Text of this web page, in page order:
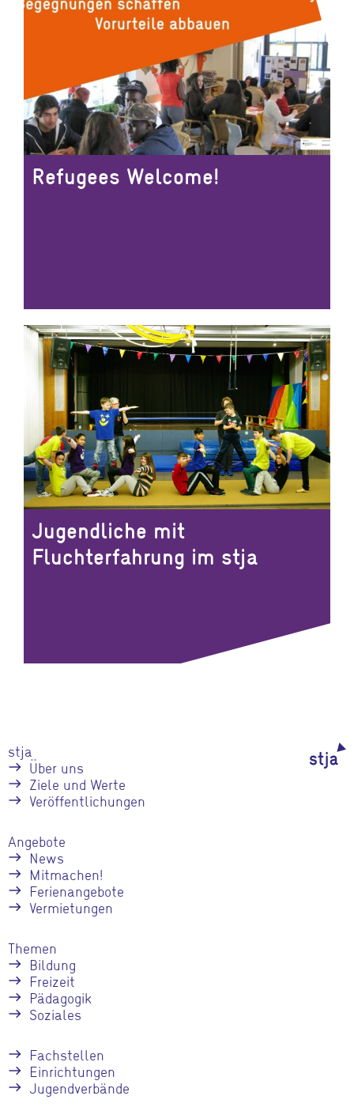
Refugees Welcome!
Jugendliche mit
Fluchterfahrung im stja
stja
Über uns
Ziele und Werte
Veröffentlichungen
Angebote
News
Mitmachen!
Ferienangebote
Vermietungen
Themen
Bildung
Freizeit
Pädagogik
Soziales
Fachstellen
Einrichtungen
Jugendverbände